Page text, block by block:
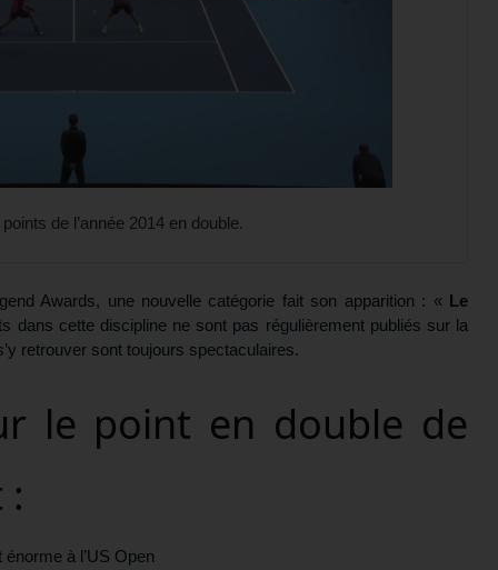
de l’année 2014 en double.
Awards, une nouvelle catégorie fait son apparition : « Le
dans cette discipline ne sont pas régulièrement publiés sur la
retrouver sont toujours spectaculaires.
le point en double de
:
à l’US Open